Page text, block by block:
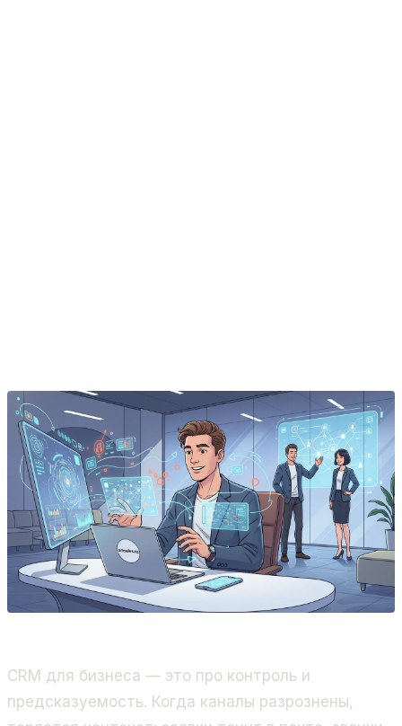
CRM для бизнеса — это про контроль и
предсказуемость. Когда каналы разрознены,